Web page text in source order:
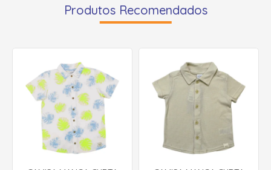
Produtos Recomendados